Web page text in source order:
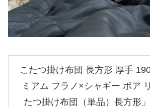
こたつ掛け布団 長方形 厚手
ミアム フラノ×シャギー ボア
たつ掛け布団（単品）長方形